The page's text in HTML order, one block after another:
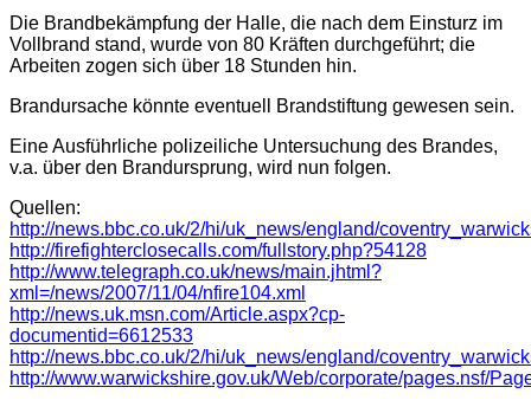
Die Brandbekämpfung der Halle, die nach dem Einsturz im
Vollbrand stand, wurde von 80 Kräften durchgeführt; die
Arbeiten zogen sich über 18 Stunden hin.
Brandursache könnte eventuell Brandstiftung gewesen sein.
Eine Ausführliche polizeiliche Untersuchung des Brandes,
v.a. über den Brandursprung, wird nun folgen.
Quellen:
http://news.bbc.co.uk/2/hi/uk_news/england/
http://firefighterclosecalls.com/fullstory.php?54128
http://www.telegraph.co.uk/news/main.jhtml?
xml=/news/2007/11/04/nfire104.xml
http://news.uk.msn.com/Article.aspx?cp-
documentid=6612533
http://news.bbc.co.uk/2/hi/uk_news/england/
http://www.warwickshire.gov.uk/Web/corporate/pages.nsf/